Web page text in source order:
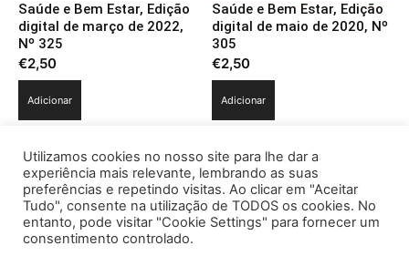
Saúde e Bem Estar, Edição
digital de março de 2022,
Nº 325
€2,50
Adicionar
Saúde e Bem Estar, Edição
digital de maio de 2020, Nº
305
€2,50
Adicionar
Utilizamos cookies no nosso site para lhe dar a
experiência mais relevante, lembrando as suas
preferências e repetindo visitas. Ao clicar em "Aceitar
Tudo", consente na utilização de TODOS os cookies. No
entanto, pode visitar "Cookie Settings" para fornecer um
consentimento controlado.